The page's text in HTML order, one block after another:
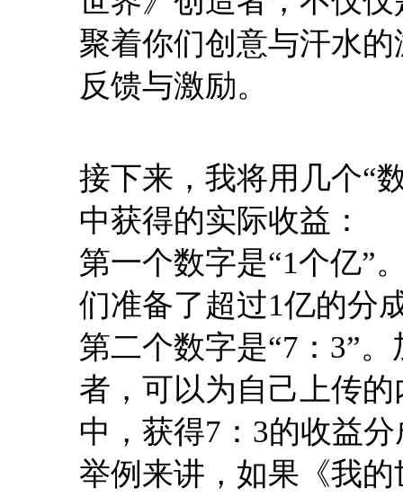
聚着你们创意与汗水
反馈与激励。
接下来，我将用几个“
中获得的实际收益：
第一个数字是“1个亿”
们准备了超过1亿的分
第二个数字是“7：3”
者，可以为自己上传
中，获得7：3的收益
举例来讲，如果《我